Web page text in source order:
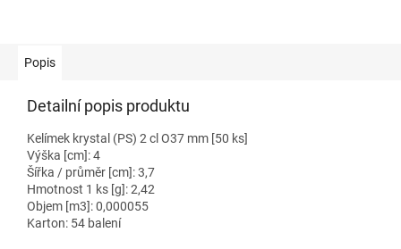
Popis
Detailní popis produktu
Kelímek krystal (PS) 2 cl O37 mm [50 ks]
Výška [cm]: 4
Šířka / průměr [cm]: 3,7
Hmotnost 1 ks [g]: 2,42
Objem [m3]: 0,000055
Karton: 54 balení